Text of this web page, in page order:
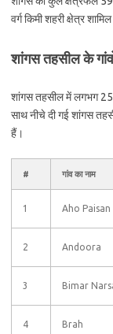
वर्ग किमी शहरी क्षेत्र
शांगस तहसील के
शांगस तहसील में लगभग
साथ नीचे दी गई शांगस
हैं।
# गांव का नाम
1 Aho Paisan
2 Andoora
3 Bimar
4 Brah